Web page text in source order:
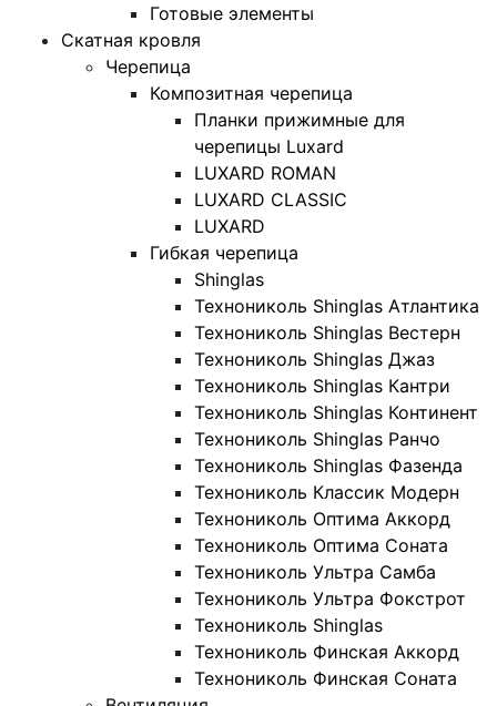
Готовые элементы
Скатная кровля
Черепица
Композитная черепица
Планки прижимные для
черепицы Luxard
LUXARD ROMAN
LUXARD CLASSIC
LUXARD
Гибкая черепица
Shinglas
Технониколь Shinglas Атлантика
Технониколь Shinglas Вестерн
Технониколь Shinglas Джаз
Технониколь Shinglas Кантри
Технониколь Shinglas Континент
Технониколь Shinglas Ранчо
Технониколь Shinglas Фазенда
Технониколь Классик Модерн
Технониколь Оптима Аккорд
Технониколь Оптима Соната
Технониколь Ультра Самба
Технониколь Ультра Фокстрот
Технониколь Shinglas
Технониколь Финская Аккорд
Технониколь Финская Соната